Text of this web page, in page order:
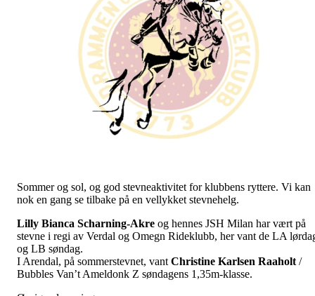
Sommer og sol, og god stevneaktivitet for klubbens ryttere. Vi kan
nok en gang se tilbake på en vellykket stevnehelg.
Lilly Bianca Scharning-Akre og hennes JSH Milan har vært på
stevne i regi av Verdal og Omegn Rideklubb, her vant de LA
og LB søndag.
I Arendal, på sommerstevnet, vant Christine Karlsen Raaholt /
Bubbles Van’t Ameldonk Z søndagens 1,35m-klasse.